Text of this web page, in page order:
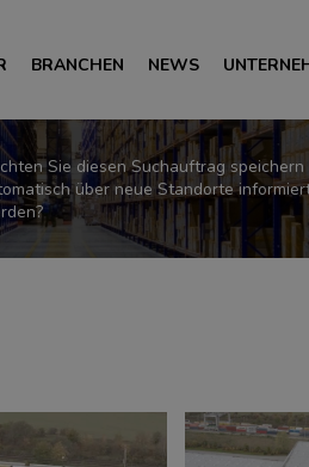
BRANCHEN NEWS
Sie diesen Suchauftrag speichern
über neue Standorte